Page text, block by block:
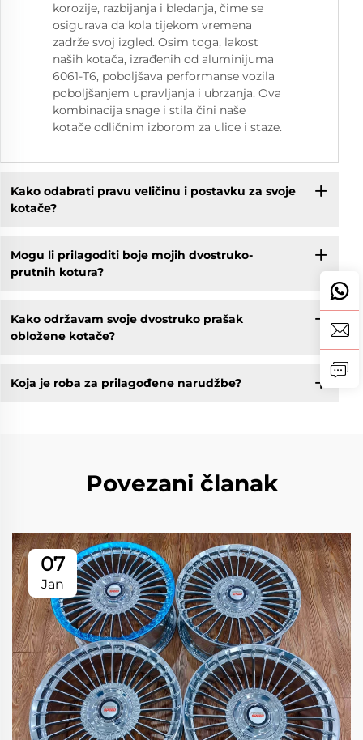
korozije, razbijanja i bledanja, čime se
osigurava da kola tijekom vremena
zadrže svoj izgled. Osim toga, lakost
naših kotača, izrađenih od aluminijuma
6061-T6, poboljšava performanse vozila
poboljšanjem upravljanja i ubrzanja. Ova
kombinacija snage i stila čini naše
kotače odličnim izborom za ulice i staze.
Kako odabrati pravu veličinu i postavku za svoje
kotače?
Mogu li prilagoditi boje mojih dvostruko-
prutnih kotura?
Kako održavam svoje dvostruko prašak
obložene kotače?
Koja je roba za prilagođene narudžbe?
Povezani članak
07
Jan